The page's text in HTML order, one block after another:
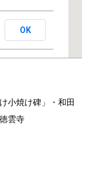
OK
小焼け碑」・和田
雲寺